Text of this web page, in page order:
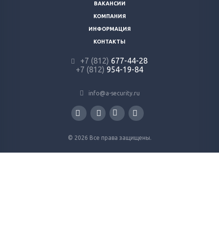
ВАКАНСИИ
КОМПАНИЯ
ИНФОРМАЦИЯ
КОНТАКТЫ
+7 (812) 677-44-28
+7 (812) 954-19-84
info@a-security.ru
© 2026 Все права защищены.